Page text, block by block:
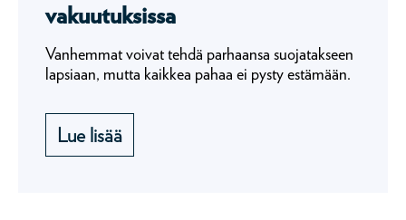
vakuutuksissa
Vanhemmat voivat tehdä parhaansa suojatakseen
lapsiaan, mutta kaikkea pahaa ei pysty estämään.
Lue lisää